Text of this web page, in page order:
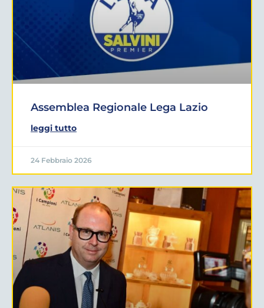
Assemblea Regionale Lega Lazio
leggi tutto
24 Febbraio 2026